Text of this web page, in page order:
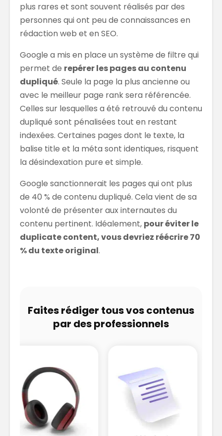
plus rares et sont souvent réalisés par des
personnes qui ont peu de connaissances en
rédaction web et en SEO.
Google a mis en place un système de filtre qui
permet de repérer les pages au contenu
dupliqué. Seule la page la plus ancienne ou
avec le meilleur page rank sera référencée.
Celles sur lesquelles a été retrouvé du contenu
dupliqué sont pénalisées tout en restant
indexées. Certaines pages dont le texte, la
balise title et la méta sont identiques, risquent
la désindexation pure et simple.
Google sanctionnerait les pages qui ont plus
de 40 % de contenu dupliqué. Cela vient de sa
volonté de présenter aux internautes du
contenu pertinent. Idéalement, pour éviter le
duplicate content, vous devriez réécrire 70
% du texte original.
Faites rédiger tous vos contenus
par des professionnels